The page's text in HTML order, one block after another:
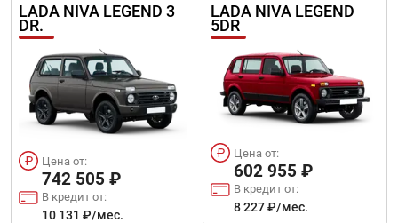
LADA NIVA LEGEND 3
DR.
Цена от:
742 505 ₽
В кредит от:
10 131 ₽/мес.
LADA NIVA LEGEND
5DR
Цена от:
602 955 ₽
В кредит от:
8 227 ₽/мес.